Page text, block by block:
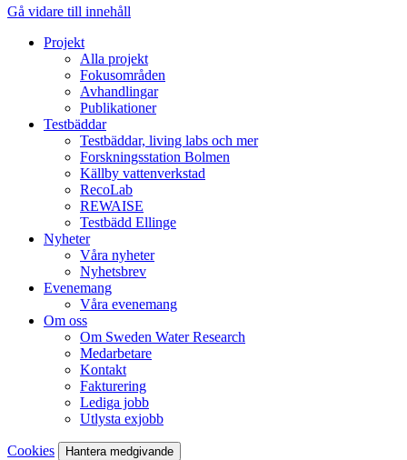
Gå vidare till innehåll
Projekt
Alla projekt
Fokusområden
Avhandlingar
Publikationer
Testbäddar
Testbäddar, living labs och mer
Forskningsstation Bolmen
Källby vattenverkstad
RecoLab
REWAISE
Testbädd Ellinge
Nyheter
Våra nyheter
Nyhetsbrev
Evenemang
Våra evenemang
Om oss
Om Sweden Water Research
Medarbetare
Kontakt
Fakturering
Lediga jobb
Utlysta exjobb
Cookies Hantera medgivande